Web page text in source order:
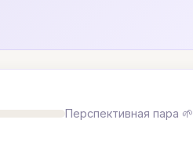
Перспективная пара 🌱